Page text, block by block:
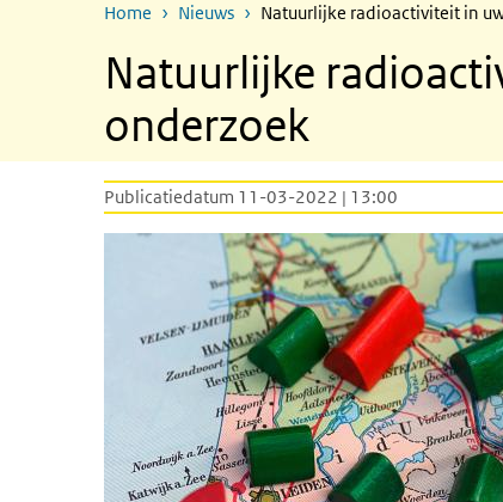
Home Nieuws Natuurlijke radioactiviteit in
Natuurlijke
onderzoek
Publicatiedatum 11-03-2022 | 13:00